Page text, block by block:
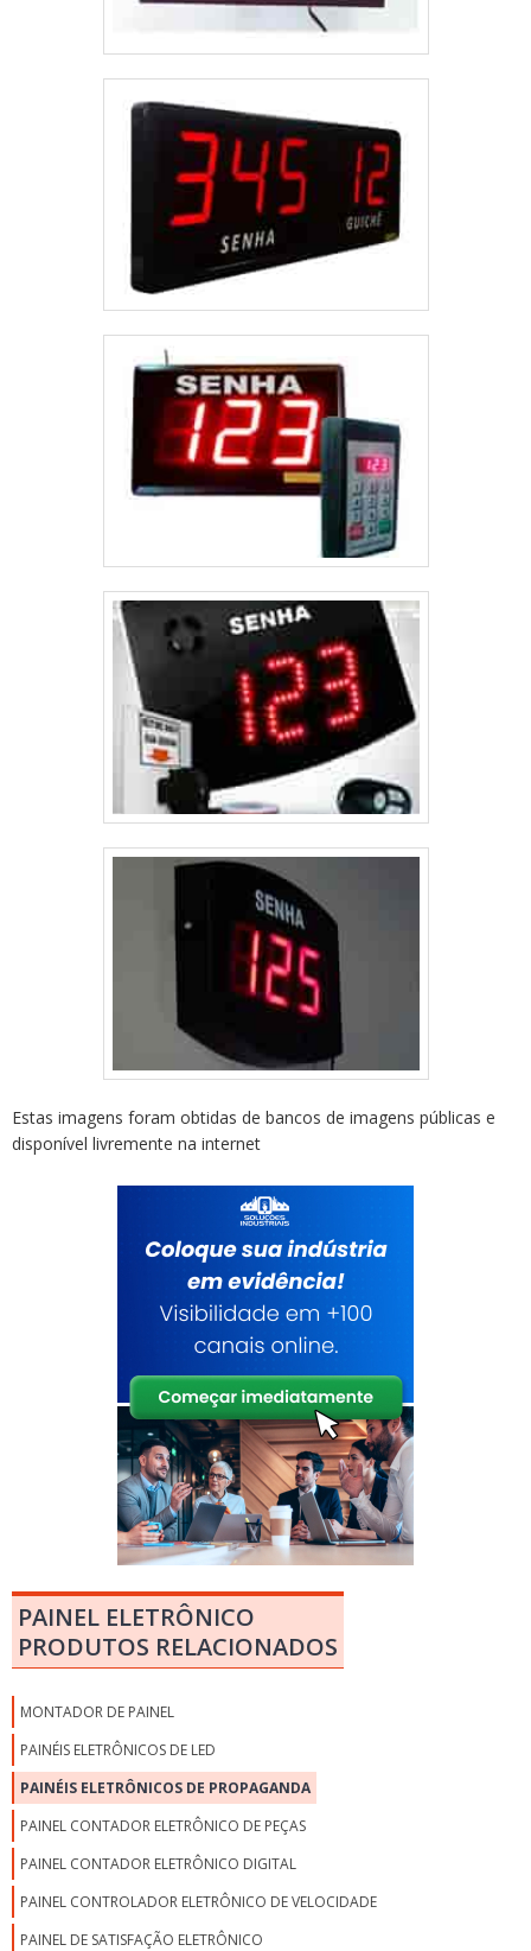
Estas imagens foram obtidas de bancos de imagens públicas e
disponível livremente na internet
PAINEL ELETRÔNICO
PRODUTOS RELACIONADOS
MONTADOR DE PAINEL
PAINÉIS ELETRÔNICOS DE LED
PAINÉIS ELETRÔNICOS DE PROPAGANDA
PAINEL CONTADOR ELETRÔNICO DE PEÇAS
PAINEL CONTADOR ELETRÔNICO DIGITAL
PAINEL CONTROLADOR ELETRÔNICO DE VELOCIDADE
PAINEL DE SATISFAÇÃO ELETRÔNICO